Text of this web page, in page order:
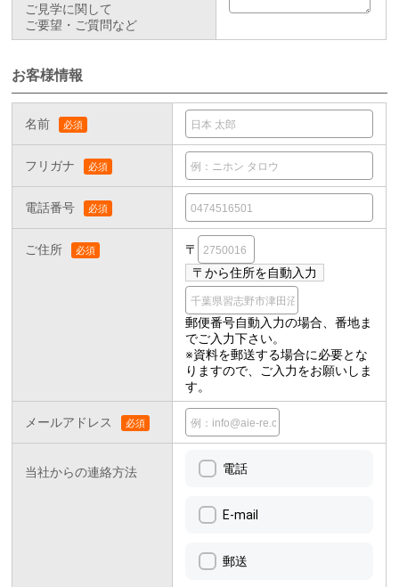
ご見学に関して
ご要望・ご質問など
お客様情報
名前
フリガナ
電話番号
ご住所 〒
郵便番号自動入力の場合、番地ま
でご入力下さい。
※資料を郵送する場合に必要とな
りますので、ご入力をお願いしま
す。
メールアドレス
当社からの連絡方法 電話
E-mail
郵送